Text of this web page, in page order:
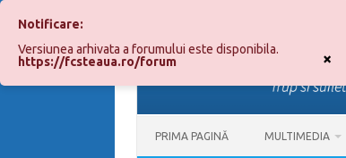
conținut
PRIMA PAGINĂ MULTIMEDIA
×
Notificare:
Versiunea arhivata a forumului este disponibila.
https://fcsteaua.ro/forum